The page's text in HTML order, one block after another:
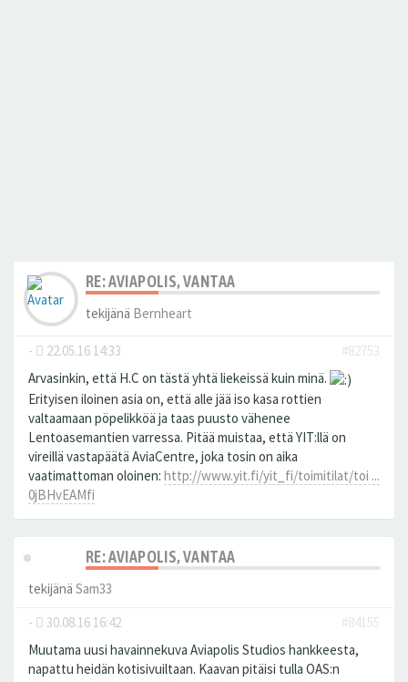
RE: AVIAPOLIS, VANTAA
tekijänä Bernheart
- 22.05.16 14:33
#82753
Arvasinkin, että H.C on tästä yhtä liekeissä kuin minä.
Erityisen iloinen asia on, että alle jää iso kasa rottien
valtaamaan pöpelikköä ja taas puusto vähenee
Lentoasemantien varressa. Pitää muistaa, että YIT:llä on
vireillä vastapäätä AviaCentre, joka tosin on aika
vaatimattoman oloinen: http://www.yit.fi/yit_fi/toimitilat/toi ...
0jBHvEAMfi
RE: AVIAPOLIS, VANTAA
tekijänä Sam33
-
30.08.16 16:42
#84155
Muutama uusi havainnekuva Aviapolis Studios hankkeesta,
napattu heidän kotisivuiltaan. Kaavan pitäisi tulla OAS:n